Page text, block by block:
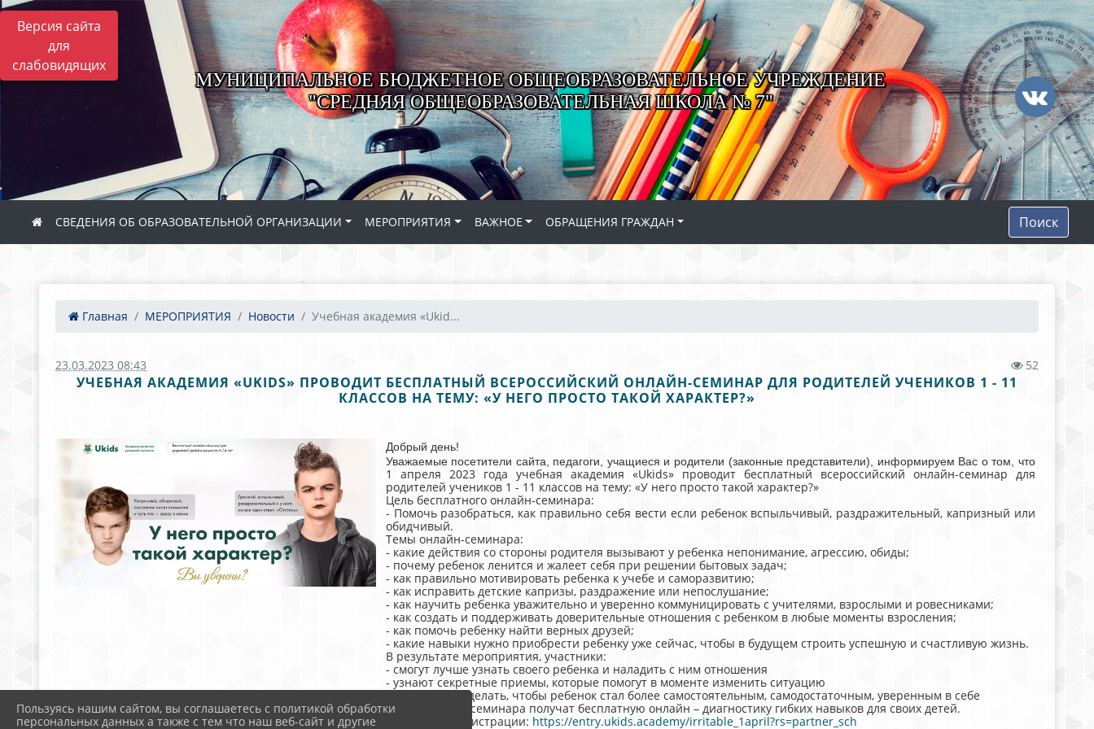
Версия сайта
для
слабовидящих
МУНИЦИПАЛЬНОЕ БЮДЖЕТНОЕ ОБЩЕОБРАЗОВАТЕЛЬНОЕ УЧРЕЖДЕНИЕ
"СРЕДНЯЯ ОБЩЕОБРАЗОВАТЕЛЬНАЯ ШКОЛА № 7"
СВЕДЕНИЯ ОБ ОБРАЗОВАТЕЛЬНОЙ ОРГАНИЗАЦИИ МЕРОПРИЯТИЯ ВАЖНОЕ ОБРАЩЕНИЯ ГРАЖДАН Поиск
Главная МЕРОПРИЯТИЯ Новости Учебная академия «Ukid...
23.03.2023 08:43 52
УЧЕБНАЯ АКАДЕМИЯ «UKIDS» ПРОВОДИТ БЕСПЛАТНЫЙ ВСЕРОССИЙСКИЙ ОНЛАЙН-СЕМИНАР ДЛЯ РОДИТЕЛЕЙ УЧЕНИКОВ 1 - 11
КЛАССОВ НА ТЕМУ: «У НЕГО ПРОСТО ТАКОЙ ХАРАКТЕР?»
Добрый день!
Уважаемые посетители сайта, педагоги, учащиеся и родители (законные представители), информируем Вас о том, что
1 апреля 2023 года учебная академия «Ukids» проводит бесплатный всероссийский онлайн-семинар для
родителей учеников 1 - 11 классов на тему: «У него просто такой характер?»
Цель бесплатного онлайн-семинара:
- Помочь разобраться, как правильно себя вести если ребенок вспыльчивый, раздражительный, капризный или
обидчивый.
Темы онлайн-семинара:
- какие действия со стороны родителя вызывают у ребенка непонимание, агрессию, обиды;
- почему ребенок ленится и жалеет себя при решении бытовых задач;
- как правильно мотивировать ребенка к учебе и саморазвитию;
- как исправить детские капризы, раздражение или непослушание;
- как научить ребенка уважительно и уверенно коммуницировать с учителями, взрослыми и ровесниками;
- как создать и поддерживать доверительные отношения с ребенком в любые моменты взросления;
- как помочь ребенку найти верных друзей;
- какие навыки нужно приобрести ребенку уже сейчас, чтобы в будущем строить успешную и счастливую жизнь.
В результате мероприятия, участники:
- смогут лучше узнать своего ребенка и наладить с ним отношения
- узнают секретные приемы, которые помогут в моменте изменить ситуацию
- поймут, что сделать, чтобы ребенок стал более самостоятельным, самодостаточным, уверенным в себе
Все участники семинара получат бесплатную онлайн – диагностику гибких навыков для своих детей.
Ссылка для регистрации: https://entry.ukids.academy/irritable_1april?rs=partner_sch
Пользуясь нашим сайтом, вы соглашаетесь с политикой обработки
персональных данных а также с тем что наш веб-сайт и другие